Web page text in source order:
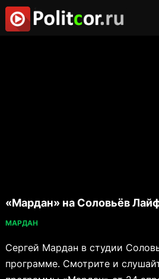
«Мардан» на Соловьёв
МАРДАН
Сергей Мардан в студии
программе. Смотрите и